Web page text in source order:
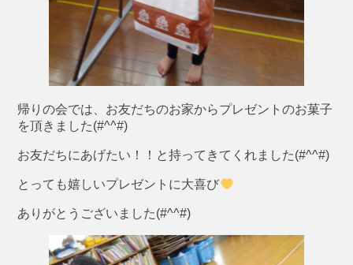
帰りの会では、お友だちのお家からプレゼントのお菓子
を頂きました(#^^#)
お友だちにあげたい！！と持ってきてくれました(#^^#)
とっても嬉しいプレゼントに大喜び
ありがとうございました(#^^#)